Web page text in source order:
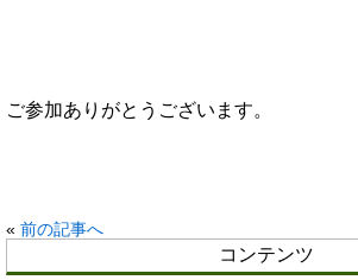
ご参加ありがとうございます。
« 前の記事へ
コンテンツ